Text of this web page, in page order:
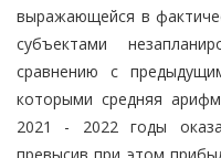
выражающейся в
субъектами
сравнению с
которыми средняя
2021 - 2022 годы